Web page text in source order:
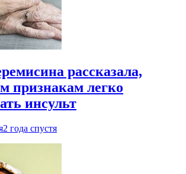
рассказала,
признакам легко
инсульт
2 года спустя